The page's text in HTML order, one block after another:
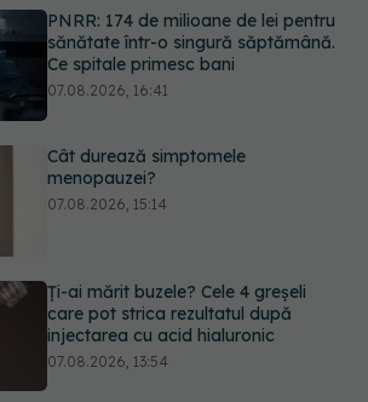
Cât durează simptomele
menopauzei?
Ți-ai mărit buzele? Cele 4 greșeli
Alina Pușcău dezvăluie diagnosticul
care i-a schimbat viața: Am cancer